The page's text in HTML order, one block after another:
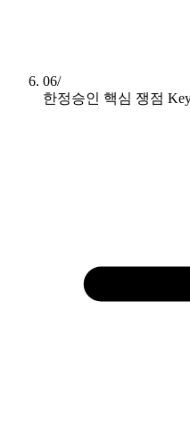
06/
한정승인 핵심 쟁점